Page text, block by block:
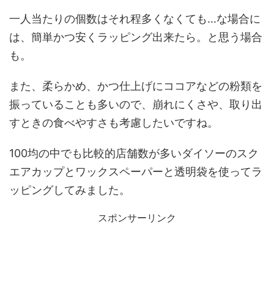
一人当たりの個数はそれ程多くなくても…な場合に
は、簡単かつ安くラッピング出来たら。と思う場合
も。
また、柔らかめ、かつ仕上げにココアなどの粉類を
振っていることも多いので、崩れにくさや、取り出
すときの食べやすさも考慮したいですね。
100均の中でも比較的店舗数が多いダイソーのスク
エアカップとワックスペーパーと透明袋を使ってラ
ッピングしてみました。
スポンサーリンク